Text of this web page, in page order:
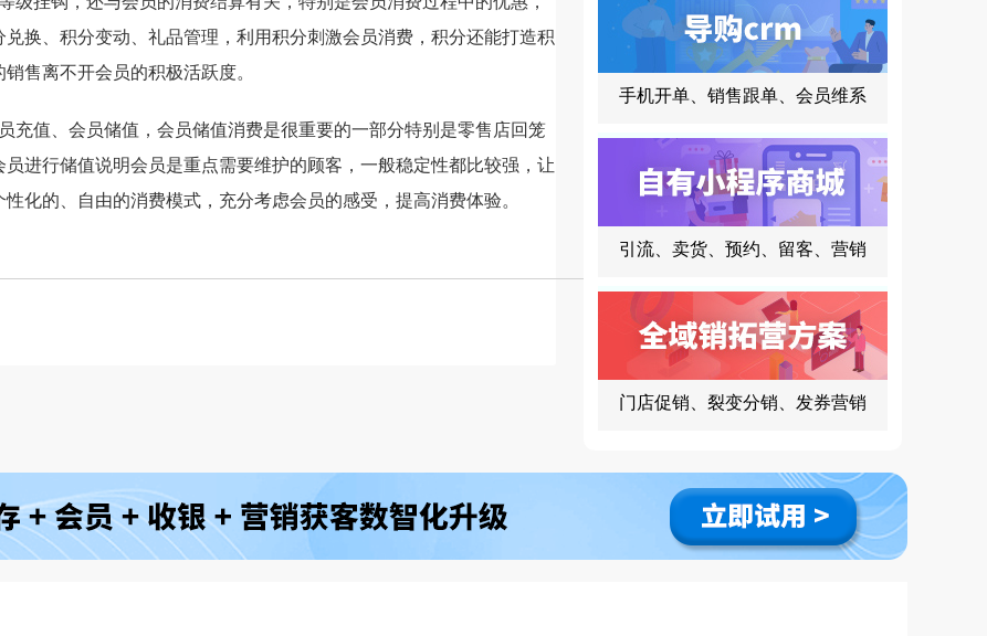
换、积分变动、礼品管理，利用积分刺激会员消费，积分还能打造积
售离不开会员的积极活跃度。
值、会员储值，会员储值消费是很重要的一部分特别是零售店回笼
进行储值说明会员是重点需要维护的顾客，一般稳定性都比较强，让
化的、自由的消费模式，充分考虑会员的感受，提高消费体验。
手机开单、销售跟单、会员维系
引流、卖货、预约、留客、营销
门店促销、裂变分销、发券营销